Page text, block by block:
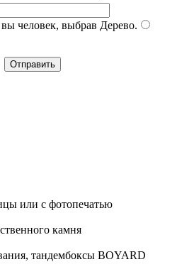
человек, выбрав Дерево.
или с фотопечатью
камня
тандембоксы BOYARD